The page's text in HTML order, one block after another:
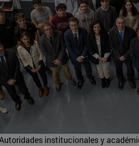
institucionales y